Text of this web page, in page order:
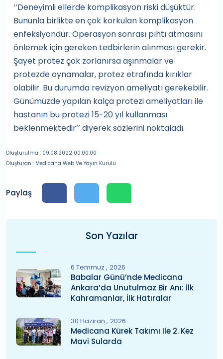
‘’Deneyimli ellerde komplikasyon riski düşüktür.
Bununla birlikte en çok korkulan komplikasyon
enfeksiyondur. Operasyon sonrası pıhtı atmasını
önlemek için gereken tedbirlerin alınması gerekir.
Şayet protez çok zorlanırsa aşınmalar ve
protezde oynamalar, protez etrafında kırıklar
olabilir. Bu durumda revizyon ameliyatı gerekebilir.
Günümüzde yapılan kalça protezi ameliyatları ile
hastanın bu protezi 15-20 yıl kullanması
beklenmektedir’’ diyerek sözlerini noktaladı.
Oluşturulma : 09.08.2022 00:00:00
Oluşturan : Medicana Web Ve Yayın Kurulu
Paylaş
Son Yazılar
6 Temmuz 2026
Babalar Günü’nde Medicana
Ankara’da Unutulmaz Bir Anı: İlk
Kahramanlar, İlk Hatıralar
30 Haziran 2026
Medicana Kürek Takımı Ile 2. Kez
Mavi Sularda